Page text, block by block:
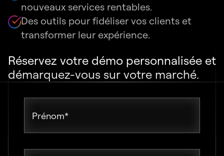
nouveaux services rentables.
Des outils pour fidéliser vos clients et
transformer leur expérience.
Réservez votre démo personnalisée et
démarquez-vous sur votre marché.
Prénom*